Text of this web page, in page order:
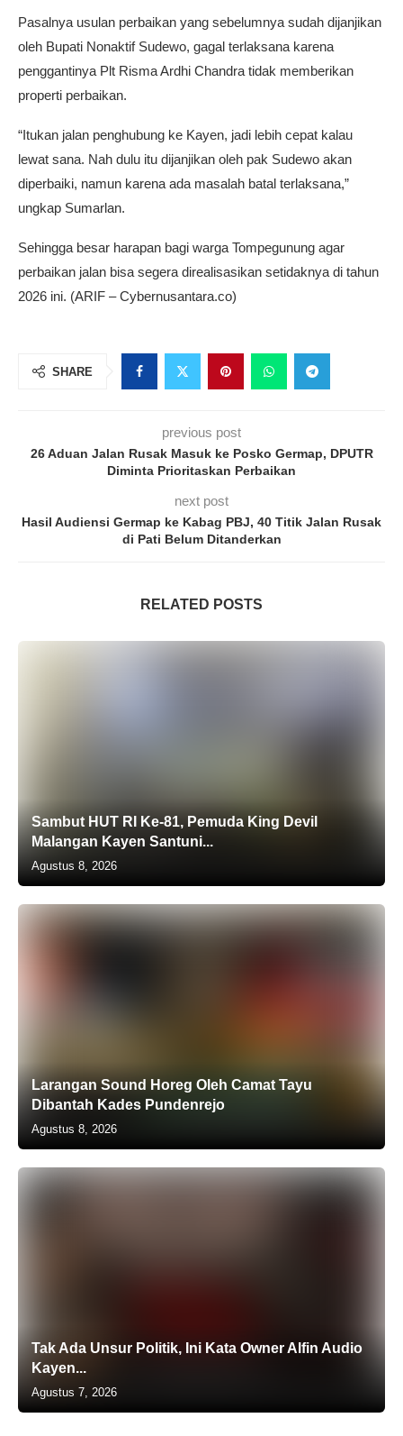
Pasalnya usulan perbaikan yang sebelumnya sudah dijanjikan
oleh Bupati Nonaktif Sudewo, gagal terlaksana karena
penggantinya Plt Risma Ardhi Chandra tidak memberikan
properti perbaikan.
“Itukan jalan penghubung ke Kayen, jadi lebih cepat kalau
lewat sana. Nah dulu itu dijanjikan oleh pak Sudewo akan
diperbaiki, namun karena ada masalah batal terlaksana,”
ungkap Sumarlan.
Sehingga besar harapan bagi warga Tompegunung agar
perbaikan jalan bisa segera direalisasikan setidaknya di tahun
2026 ini. (ARIF – Cybernusantara.co)
SHARE
previous post
26 Aduan Jalan Rusak Masuk ke Posko Germap, DPUTR
Diminta Prioritaskan Perbaikan
next post
Hasil Audiensi Germap ke Kabag PBJ, 40 Titik Jalan Rusak
di Pati Belum Ditanderkan
RELATED POSTS
Sambut HUT RI Ke-81, Pemuda King Devil
Malangan Kayen Santuni...
Agustus 8, 2026
Larangan Sound Horeg Oleh Camat Tayu
Dibantah Kades Pundenrejo
Agustus 8, 2026
Tak Ada Unsur Politik, Ini Kata Owner Alfin Audio
Kayen...
Agustus 7, 2026